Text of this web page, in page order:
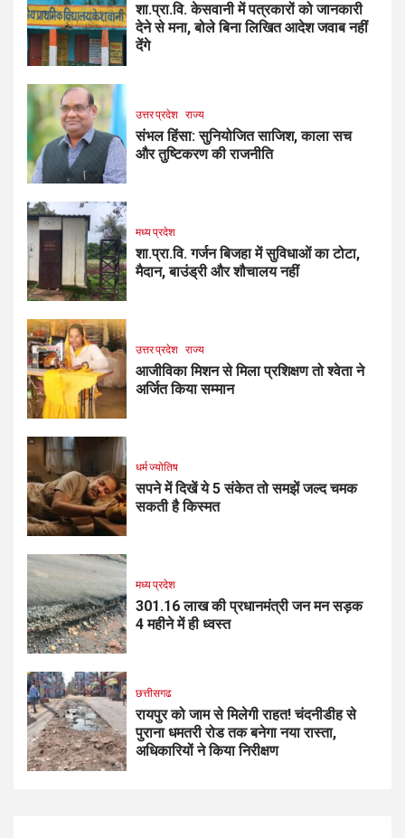
शा.प्रा.वि. केसवानी में पत्रकारों को जानकारी
देने से मना, बोले बिना लिखित आदेश जवाब नहीं
देंगे
उत्तर प्रदेश राज्य
संभल हिंसा: सुनियोजित साजिश, काला सच
और तुष्टिकरण की राजनीति
मध्य प्रदेश
शा.प्रा.वि. गर्जन बिजहा में सुविधाओं का टोटा,
मैदान, बाउंड्री और शौचालय नहीं
उत्तर प्रदेश राज्य
आजीविका मिशन से मिला प्रशिक्षण तो श्वेता ने
अर्जित किया सम्मान
धर्म ज्योतिष
सपने में दिखें ये 5 संकेत तो समझें जल्द चमक
सकती है किस्मत
मध्य प्रदेश
301.16 लाख की प्रधानमंत्री जन मन सड़क
4 महीने में ही ध्वस्त
छत्तीसगढ
रायपुर को जाम से मिलेगी राहत! चंदनीडीह से
पुराना धमतरी रोड तक बनेगा नया रास्ता,
अधिकारियों ने किया निरीक्षण